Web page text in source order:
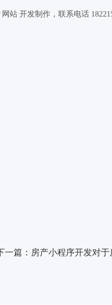
站 开发制作，联系电话
一篇：房产小程序开发对